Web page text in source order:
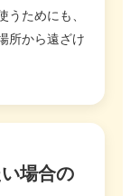
うためにも、
所から遠ざけ
場合の